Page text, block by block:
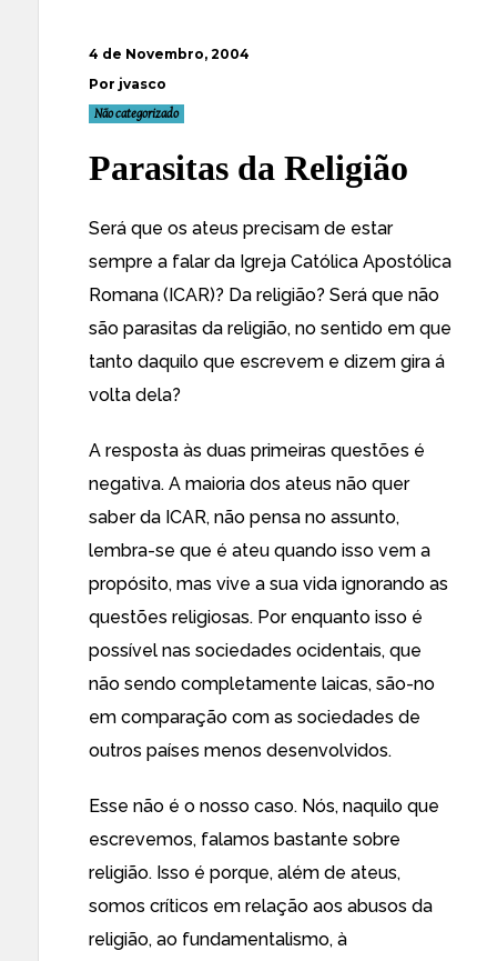
4 de Novembro, 2004
Por jvasco
Não categorizado
Parasitas da Religião
Será que os ateus precisam de estar
sempre a falar da Igreja Católica Apostólica
Romana (ICAR)? Da religião? Será que não
são parasitas da religião, no sentido em que
tanto daquilo que escrevem e dizem gira á
volta dela?
A resposta às duas primeiras questões é
negativa. A maioria dos ateus não quer
saber da ICAR, não pensa no assunto,
lembra-se que é ateu quando isso vem a
propósito, mas vive a sua vida ignorando as
questões religiosas. Por enquanto isso é
possível nas sociedades ocidentais, que
não sendo completamente laicas, são-no
em comparação com as sociedades de
outros países menos desenvolvidos.
Esse não é o nosso caso. Nós, naquilo que
escrevemos, falamos bastante sobre
religião. Isso é porque, além de ateus,
somos críticos em relação aos abusos da
religião, ao fundamentalismo, à